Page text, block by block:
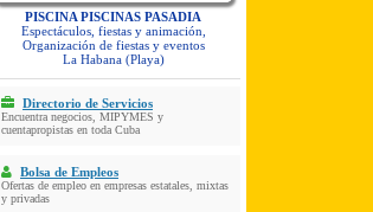
PISCINA PISCINAS PASADIA
Espectáculos, fiestas y animación,
Organización de fiestas y eventos
La Habana (Playa)
Directorio de Servicios
Encuentra negocios, MIPYMES y
cuentapropistas en toda Cuba
Bolsa de Empleos
Ofertas de empleo en empresas estatales, mixtas
y privadas